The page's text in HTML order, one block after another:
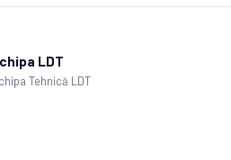
LDT
Tehnică LDT